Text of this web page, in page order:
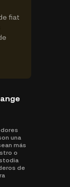
fiat
una
más
o
de